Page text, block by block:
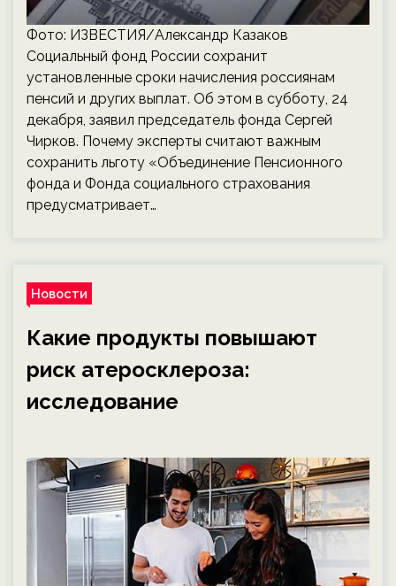
Фото: ИЗВЕСТИЯ/Александр Казаков
Социальный фонд России сохранит
установленные сроки начисления россиянам
пенсий и других выплат. Об этом в субботу, 24
декабря, заявил председатель фонда Сергей
Чирков. Почему эксперты считают важным
сохранить льготу «Объединение Пенсионного
фонда и Фонда социального страхования
предусматривает…
Новости
Какие продукты повышают
риск атеросклероза:
исследование